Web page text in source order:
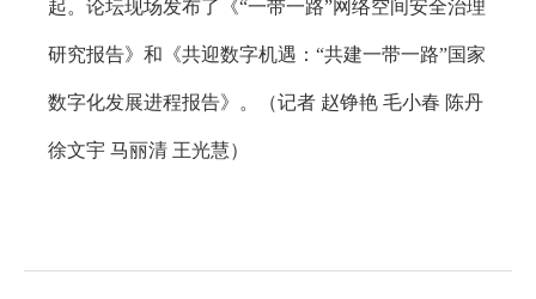
起。论坛现场发布了《“一带一路”网络空间安全治理
研究报告》和《共迎数字机遇：“共建一带一路”国家
数字化发展进程报告》。（记者 赵铮艳 毛小春 陈丹
徐文宇 马丽清 王光慧）